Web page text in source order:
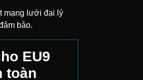
mạng lưới đại lý
bảo.
EU9
toàn